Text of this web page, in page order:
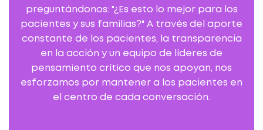
preguntándonos: "¿Es esto lo mejor para los
pacientes y sus familias?" A través del aporte
constante de los pacientes, la transparencia
en la acción y un equipo de líderes de
pensamiento crítico que nos apoyan, nos
esforzamos por mantener a los pacientes en
el centro de cada conversación.